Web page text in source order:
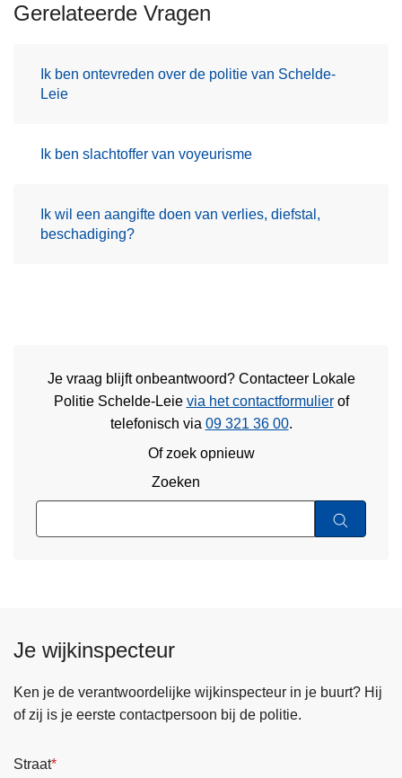
Gerelateerde Vragen
Ik ben ontevreden over de politie van Schelde-
Leie
Ik ben slachtoffer van voyeurisme
Ik wil een aangifte doen van verlies, diefstal,
beschadiging?
Je vraag blijft onbeantwoord? Contacteer Lokale
Politie Schelde-Leie via het contactformulierof
telefonisch via 09 321 36 00.
Of zoek opnieuw
Zoeken
Je wijkinspecteur
Ken je de verantwoordelijke wijkinspecteur in je buurt? Hij
of zij is je eerste contactpersoon bij de politie.
Straat